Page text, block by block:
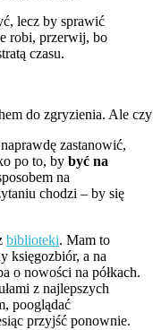
lecz by sprawić
robi, przerwij, bo
czasu.
do zgryzienia. Ale
zastanowić,
po to, by być na
na
chodzi – by się
biblioteki. Mam to
księgozbiór, a na
o nowości na półkach.
z najlepszych
pooglądać
przyjść ponownie.